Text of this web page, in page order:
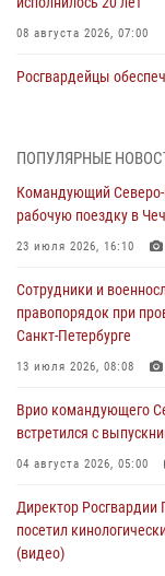
08 августа 2026, 07:00
Росгвардейцы
настольному теннису
08 августа 2026, 07:00
ограниченными
08 августа 2026, 06:32
Спецназ Росгвардии
08 августа 2026, 06:15
День физкультурника
08 августа 2026, 06:03
ПОПУЛЯРНЫЕ
Командующий Северо-
рабочую поездку в
23 июля 2026, 16:10
Сотрудники и
правопорядок при
Санкт-Петербурге
13 июля 2026, 08:08
Врио командующего
встретился с
04 августа 2026, 05:00
Директор Росгвардии
посетил
(видео)